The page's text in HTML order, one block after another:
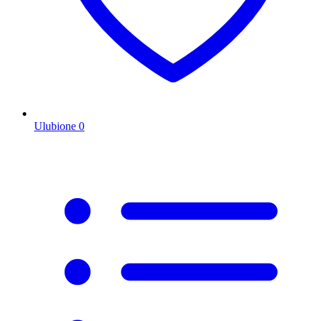
Ulubione 0